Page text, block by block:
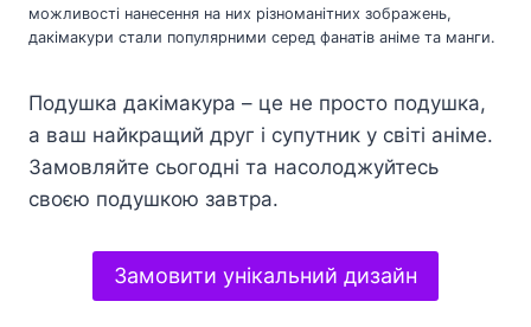
можливості нанесення на них різноманітних зображень,
дакімакури стали популярними серед фанатів аніме та манги.
Подушка дакімакура – це не просто подушка,
а ваш найкращий друг і супутник у світі аніме.
Замовляйте сьогодні та насолоджуйтесь
своєю подушкою завтра.
Замовити унікальний дизайн